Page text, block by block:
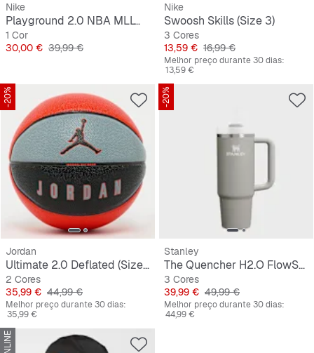
Nike
Playground 2.0 NBA MLLWK Bucks G ANTETOKOUNMPO
1 Cor
Preço
30,00 € Preço original
39,99 €
Nike
Swoosh Skills (Size 3)
3 Cores
Preço
13,59 € Preço original
16,99 €
Melhor preço durante 30 dias:
13,59 €
-20%
Jordan
Ultimate 2.0 Deflated (Size 7)
2 Cores
Preço
35,99 € Preço original
44,99 €
Melhor preço durante 30 dias:
35,99 €
-20%
Stanley
The Quencher H2.O FlowState Tumbler | 0,9L
3 Cores
Preço
39,99 € Preço original
49,99 €
Melhor preço durante 30 dias:
44,99 €